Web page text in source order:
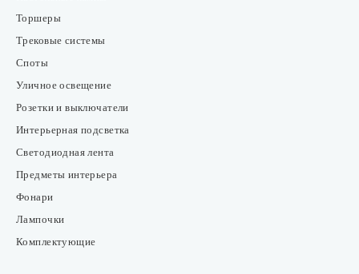
Торшеры
Трековые системы
Споты
Уличное освещение
Розетки и выключатели
Интерьерная подсветка
Светодиодная лента
Предметы интерьера
Фонари
Лампочки
Комплектующие